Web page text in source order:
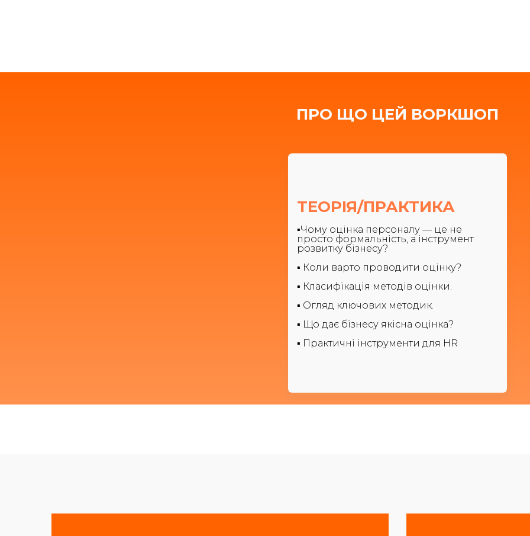
ПРО ЩО ЦЕЙ ВОРКШОП
ТЕОРІЯ/ПРАКТИКА
▪️Чому оцінка персоналу — це не
просто формальність, а інструмент
розвитку бізнесу?
▪️ Коли варто проводити оці нку?
▪️ Класифікація методів оці нки.
▪️ Огляд ключових методик.
▪️ Що дає бізнесу якісна оцінка?
▪️ Практичні інструменти для HR